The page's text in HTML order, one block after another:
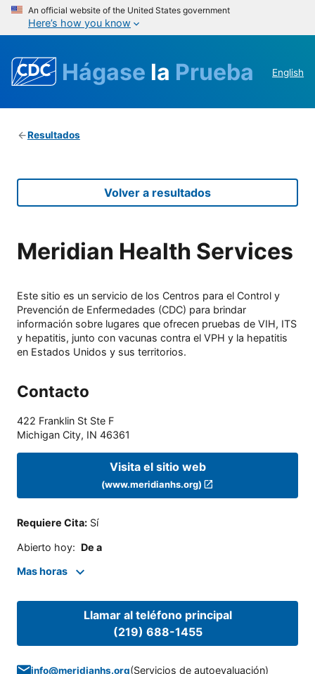
An official website of the United States government
Here’s how you know
Hágase la Prueba English
Resultados
Volver a resultados
Meridian Health Services
Este sitio es un servicio de los Centros para el Control y
Prevención de Enfermedades (CDC) para brindar
información sobre lugares que ofrecen pruebas de VIH, ITS
y hepatitis, junto con vacunas contra el VPH y la hepatitis
en Estados Unidos y sus territorios.
Contacto
422 Franklin St Ste F
Michigan City, IN 46361
Visita el sitio web
(www.meridianhs.org)
Requiere Cita: Sí
Abierto hoy: De a
Mas horas
Llamar al teléfono principal
(219) 688-1455
info@meridianhs.org(Servicios de autoevaluación)